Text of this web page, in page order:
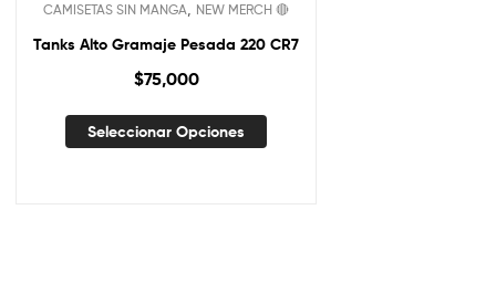
CAMISETAS SIN MANGA NEW MERCH 🔴
Tanks Alto Gramaje Pesada 220 CR7
$75,000
Seleccionar Opciones